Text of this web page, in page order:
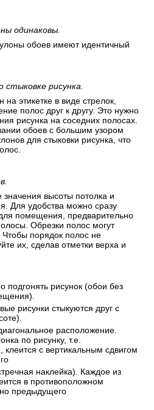
и
куплены,
еще несколько
одинаковы.
обоев имеют идентичный
рисунка.
полос друг к другу. Это нужно
рисунка на соседних полосах.
обоев с большим узором
для стыковки рисунка, что
значения высоты потолка и
помещения, предварительно
Обрезки полос могут
порядок полос не
их, сделав отметки верха и
подгонять рисунок (обои без
рисунки стыкуются друг с
расположение.